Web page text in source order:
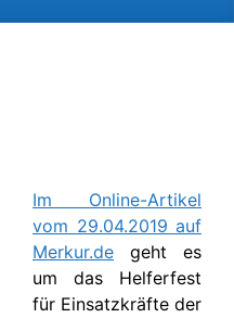
Im Online-Artikel
vom 29.04.2019 auf
Merkur.de geht es
um das Helferfest
für Einsatzkräfte der